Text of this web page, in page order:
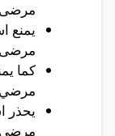
مرضى
يمنع
كما
مرضي
يحذر
مرضى